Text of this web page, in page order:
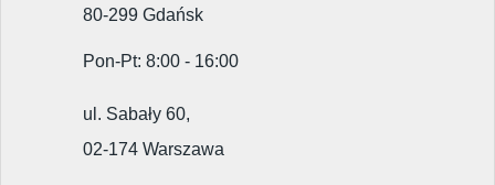
80-299 Gdańsk
Pon-Pt: 8:00 - 16:00
ul. Sabały 60,
02-174 Warszawa